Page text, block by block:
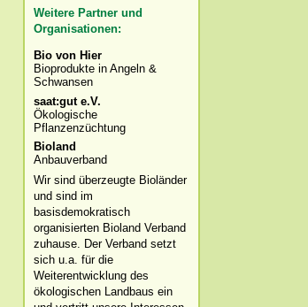
Weitere Partner und
Organisationen:
Bio von Hier
Bioprodukte in Angeln &
Schwansen
saat:gut e.V.
Ökologische
Pflanzenzüchtung
Bioland
Anbauverband
Wir sind überzeugte Bioländer
und sind im
basisdemokratisch
organisierten Bioland Verband
zuhause. Der Verband setzt
sich u.a. für die
Weiterentwicklung des
ökologischen Landbaus ein